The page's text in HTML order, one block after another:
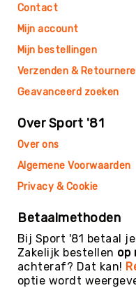
Beweeg
Budget
Basis
Keuze
Wijs
Wijs
Contact
Mijn account
Mijn bestellingen
Verzenden &
Geavanceerd zoeken
Over Sport '81
Over ons
Algemene Voorwaarden
Privacy & Cookie
Betaalmethoden
Bij Sport '81 betaal
Zakelijk bestellen op
achteraf? Dat kan!
optie wordt